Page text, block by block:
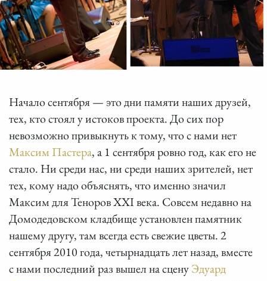
Начало сентября — это дни памяти наших друзей,
тех, кто стоял у истоков проекта. До сих пор
невозможно привыкнуть к тому, что с нами нет
Максим Пастера, а 1 сентября ровно год, как его не
стало. Ни среди нас, ни среди наших зрителей, нет
тех, кому надо объяснять, что именно значил
Максим для Теноров XXI века. Совсем недавно на
Домодедовском кладбище установлен памятник
нашему другу, там всегда есть свежие цветы. 2
сентября 2010 года, четырнадцать лет назад, вместе
с нами последний раз вышел на сценуЭдуард